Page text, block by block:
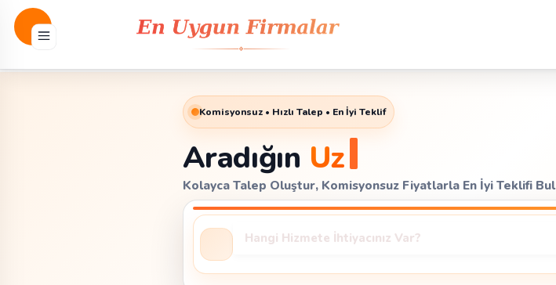
Komisyonsuz • Hızlı Talep • En İyi Teklif
Aradığın Usta
Kolayca Talep Oluştur, Komisyonsuz Fiyatlarla En İyi Teklifi Bul